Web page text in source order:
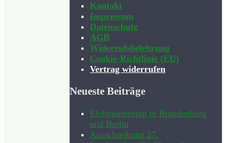
Kontakt
Impressum
Datenschutz
AGB
Widerrufsbelehrung
Cookie-Richtlinie (EU)
Vertrag widerrufen
Neueste Beiträge
Elchmonitoring in Brandenburg
und Berlin
Ausschreibung 27.